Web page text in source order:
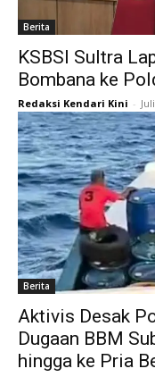
Berita
KSBSI Sultra
Bombana ke
Redaksi Kendari Kini -
Berita
Aktivis Desak
Dugaan BBM
hingga ke Pria